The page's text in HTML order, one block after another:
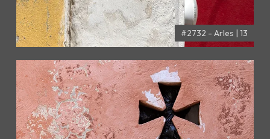
#2732 - Arles | 13